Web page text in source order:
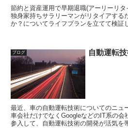
節約と資産運用で早期退職(アーリーリタ
独身家持ちサラリーマンがリタイアする
か？についてライフプランを立てて検証
ブログ 自動運転
最近、車の自動運転技術についてのニュ
車会社だけでなくGoogleなどのIT系の会
参入して、自動運転技術の開発が活気を